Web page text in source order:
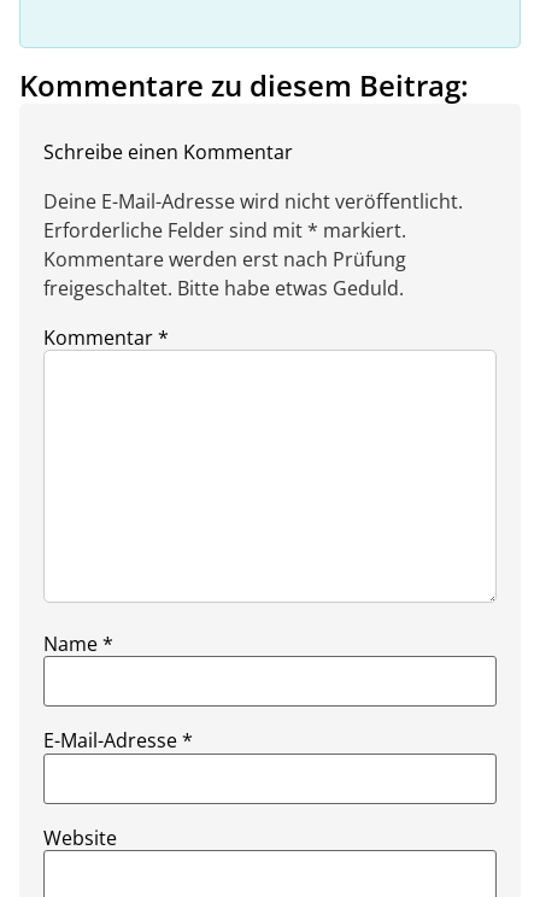
Kommentare zu diesem Beitrag:
Schreibe einen Kommentar
Deine E-Mail-Adresse wird nicht veröffentlicht.
Erforderliche Felder sind mit * markiert.
Kommentare werden erst nach Prüfung
freigeschaltet. Bitte habe etwas Geduld.
Kommentar*
Name*
E-Mail-Adresse*
Website